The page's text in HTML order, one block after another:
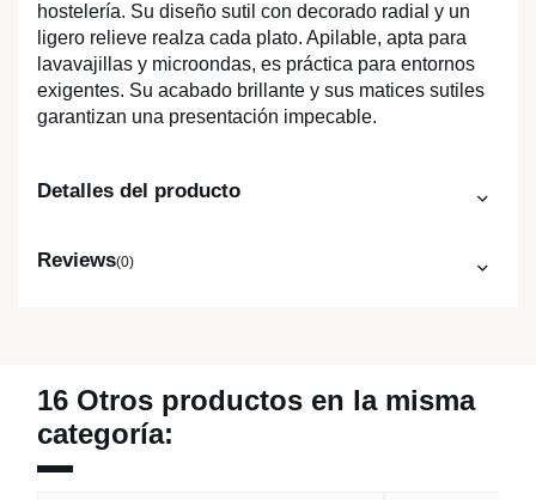
hostelería. Su diseño sutil con decorado radial y un
ligero relieve realza cada plato. Apilable, apta para
lavavajillas y microondas, es práctica para entornos
exigentes. Su acabado brillante y sus matices sutiles
garantizan una presentación impecable.
Detalles del producto
Reviews(0)
16 Otros productos en la misma
categoría: